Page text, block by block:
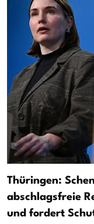
Thüringen:
abschlagsfreie
und fordert